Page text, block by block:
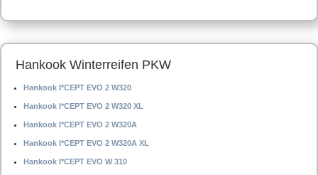
Hankook Winterreifen PKW
Hankook I*CEPT EVO 2 W320
Hankook I*CEPT EVO 2 W320 XL
Hankook I*CEPT EVO 2 W320A
Hankook I*CEPT EVO 2 W320A XL
Hankook I*CEPT EVO W 310